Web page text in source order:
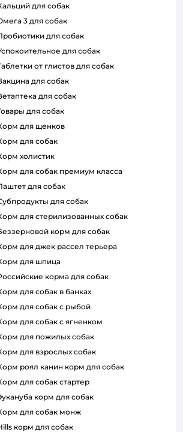
кальций для собак
омега 3 для собак
пробиотики для собак
успокоительное для собак
таблетки от глистов для собак
вакцина для собак
ветаптека для собак
товары для собак
корм для щенков
корм для собак
корм холистик
корм для собак премиум класса
паштет для собак
субпродукты для собак
корм для стерилизованных собак
беззерновой корм для собак
корм для джек рассел терьера
корм для шпица
российские корма для собак
корм для собак в банках
корм для собак с рыбой
корм для собак с ягненком
корм для пожилых собак
корм для взрослых собак
корм роял канин корм для собак
корм для собак стартер
эукануба корм для собак
корм для собак монж
hills корм для собак